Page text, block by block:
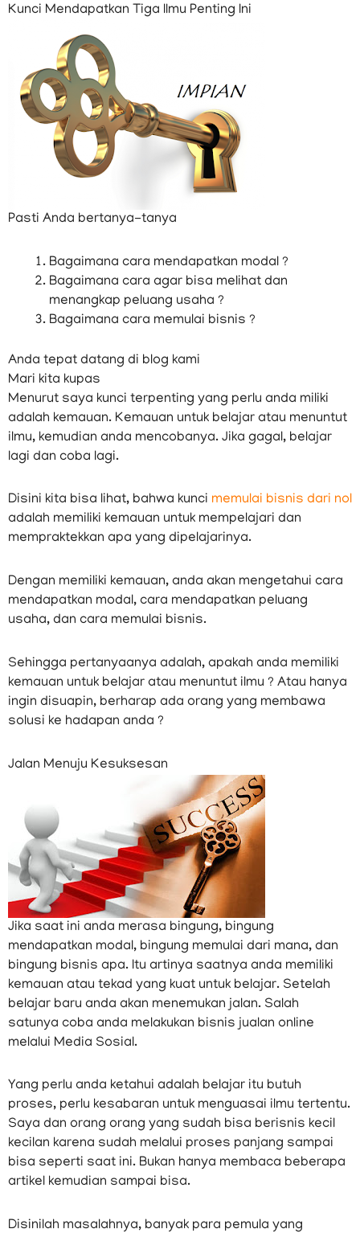
Kunci Mendapatkan Tiga Ilmu Penting Ini
Pasti Anda bertanya-tanya
Bagaimana cara mendapatkan modal ?
Bagaimana cara agar bisa melihat dan
menangkap peluang usaha ?
Bagaimana cara memulai bisnis ?
Anda tepat datang di blog kami
Mari kita kupas
Menurut saya kunci terpenting yang perlu anda miliki
adalah kemauan. Kemauan untuk belajar atau menuntut
ilmu, kemudian anda mencobanya. Jika gagal, belajar
lagi dan coba lagi.
Disini kita bisa lihat, bahwa kunci memulai bisnis dari nol
adalah memiliki kemauan untuk mempelajari dan
mempraktekkan apa yang dipelajarinya.
Dengan memiliki kemauan, anda akan mengetahui cara
mendapatkan modal, cara mendapatkan peluang
usaha, dan cara memulai bisnis.
Sehingga pertanyaanya adalah, apakah anda memiliki
kemauan untuk belajar atau menuntut ilmu ? Atau hanya
ingin disuapin, berharap ada orang yang membawa
solusi ke hadapan anda ?
Jalan Menuju Kesuksesan
Jika saat ini anda merasa bingung, bingung
mendapatkan modal, bingung memulai dari mana, dan
bingung bisnis apa. Itu artinya saatnya anda memiliki
kemauan atau tekad yang kuat untuk belajar. Setelah
belajar baru anda akan menemukan jalan. Salah
satunya coba anda melakukan bisnis jualan online
melalui Media Sosial.
Yang perlu anda ketahui adalah belajar itu butuh
proses, perlu kesabaran untuk menguasai ilmu tertentu.
Saya dan orang orang yang sudah bisa berisnis kecil
kecilan karena sudah melalui proses panjang sampai
bisa seperti saat ini. Bukan hanya membaca beberapa
artikel kemudian sampai bisa.
Disinilah masalahnya, banyak para pemula yang